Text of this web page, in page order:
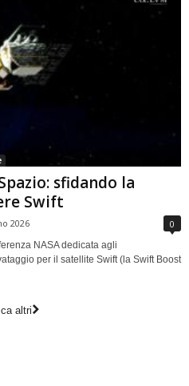
sfidando la
Swift
2026 0
NASA dedicata agli
per il satellite Swift (la Swift Boost
altri